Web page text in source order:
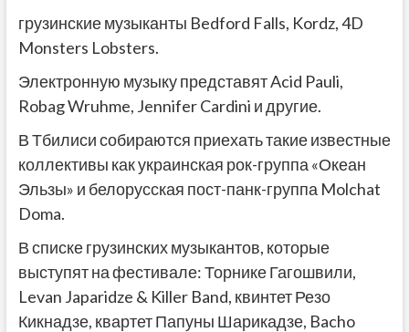
грузинские музыканты Bedford Falls, Kordz, 4D
Monsters Lobsters.
Электронную музыку представят Acid Pauli,
Robag Wruhme, Jennifer Cardini и другие.
В Тбилиси собираются приехать такие известные
коллективы как украинская рок-группа «Океан
Эльзы» и белорусская пост-панк-группа Molchat
Doma.
В списке грузинских музыкантов, которые
выступят на фестивале: Торнике Гагошвили,
Levan Japaridze & Killer Band, квинтет Резо
Кикнадзе, квартет Папуны Шарикадзе, Bacho